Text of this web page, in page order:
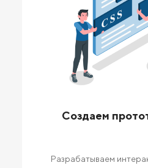
Создаем
Разрабатываем